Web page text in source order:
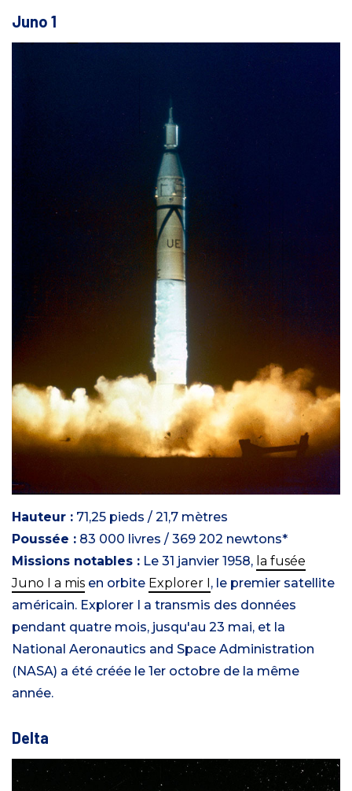
Juno 1
Hauteur : 71,25 pieds / 21,7 mètres
Poussée : 83 000 livres / 369 202 newtons*
Missions notables : Le 31 janvier 1958, la fusée
Juno I a mis en orbite Explorer I, le premier satellite
américain. Explorer I a transmis des données
pendant quatre mois, jusqu'au 23 mai, et la
National Aeronautics and Space Administration
(NASA) a été créée le 1er octobre de la même
année.
Delta